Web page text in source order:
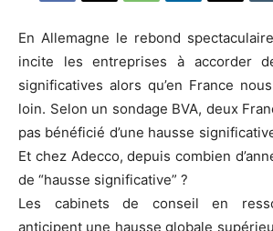
En Allemagne le rebond
incite les entreprises à accorder
significatives alors qu’en France
loin. Selon un sondage BVA, deux
pas bénéficié d’une hausse
Et chez Adecco, depuis combien
de “hausse significative” ?
Les cabinets de conseil en
anticipent une hausse globale